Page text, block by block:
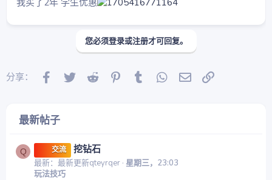
我买了2年 学生优惠
您必须登录或注册才可回复。
分享： Facebook
Twitter Reddit PinterestTumblr WhatsApp
邮件
最新帖子
Q 交流 挖钻石
最新：最新更新qteyrqer 星期三，23:03
玩法技巧